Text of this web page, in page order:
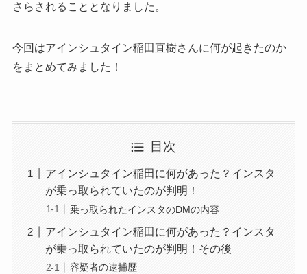
さらされることとなりました。
今回はアインシュタイン稲田直樹さんに何が起きたのか
をまとめてみました！
目次
アインシュタイン稲田に何があった？インスタ
が乗っ取られていたのが判明！
乗っ取られたインスタのDMの内容
アインシュタイン稲田に何があった？インスタ
が乗っ取られていたのが判明！その後
容疑者の逮捕歴